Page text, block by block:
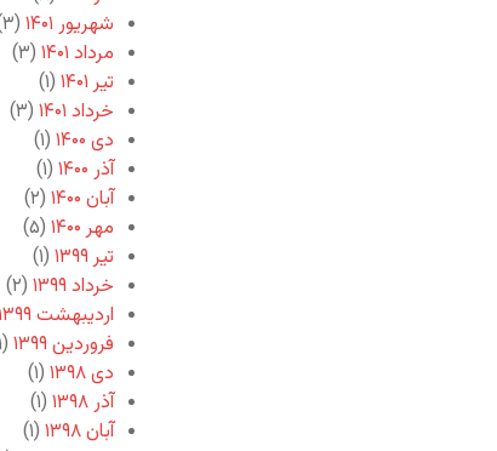
شهریور ۱۴۰۱
(۳)
مرداد ۱۴۰۱
(۳)
تیر ۱۴۰۱
(۱)
خرداد ۱۴۰۱
(۳)
دی ۱۴۰۰
(۱)
آذر ۱۴۰۰
(۱)
آبان ۱۴۰۰
(۲)
مهر ۱۴۰۰
(۵)
تیر ۱۳۹۹
(۱)
خرداد ۱۳۹۹
(۲)
اردیبهشت ۱۳۹۹
فروردین ۱۳۹۹
(۱)
دی ۱۳۹۸
(۱)
آذر ۱۳۹۸
(۱)
آبان ۱۳۹۸
(۱)